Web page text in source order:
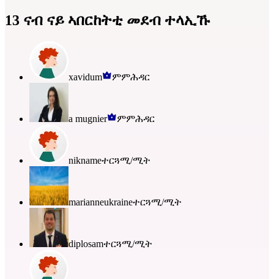
13 ናብ ናይ ኣበርከትቲ መደብ ተላኢኹ
xavidum ምምሕዳር
a mugnier ምምሕዳር
niknameተርጓሚ/ሚት
marianneukraineተርጓሚ/ሚት
diplosamተርጓሚ/ሚት